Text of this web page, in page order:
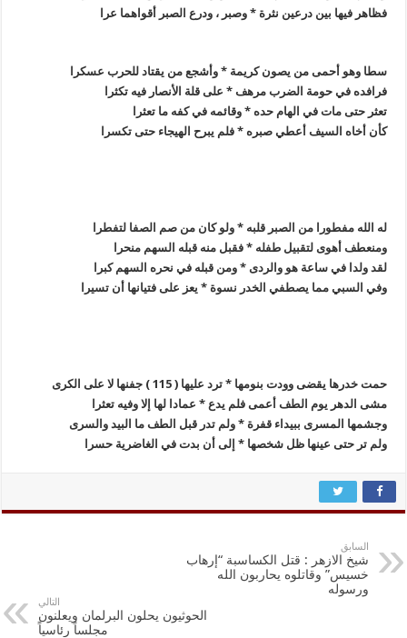
فظاهر فيها بين درعين نثرة * وصبر ، ودرع الصبر أقواهما عرا
سطا وهو أحمى من يصون كريمة * وأشجع من يقتاد للحرب عسكرا
فرافده في حومة الضرب مرهف * على قلة الأنصار فيه تكثرا
تعثر حتى مات في الهام حده * وقائمه في كفه ما تعثرا
كأن أخاه السيف أعطي صبره * فلم يبرح الهيجاء حتى تكسرا
له الله مفطورا من الصبر قلبه * ولو كان من صم الصفا لتفطرا
ومنعطف أهوى لتقبيل طفله * فقبل منه قبله السهم منحرا
لقد ولدا في ساعة هو والردى * ومن قبله في نحره السهم كبرا
وفي السبي مما يصطفي الخدر نسوة * يعز على فتيانها أن تسيرا
حمت خدرها يقضى وودت بنومها * ترد عليها ( 115 ) جفنها لا على الكرى
مشى الدهر يوم الطف أعمى فلم يدع * عمادا لها إلا وفيه تعثرا
وجشمها المسرى ببيداء قفرة * ولم تدر قبل الطف ما البيد والسرى
ولم تر حتى عينها ظل شخصها * إلى أن بدت في الغاضرية حسرا
السابق
شيخ الازهر : قتل الكساسبة “إرهاب
خسيس” وقاتلوه يحاربون الله
ورسوله
التالي
الحوثيون يحلون البرلمان ويعلنون
مجلساً رئاسياً